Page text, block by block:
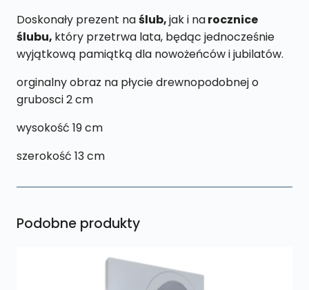
Doskonały prezent naślub,jak i narocznice
ślubu, który przetrwa lata, będąc jednocześnie
wyjątkową pamiątką dla nowożeńców i jubilatów.
orginalny obraz na płycie drewnopodobnej o
grubosci 2 cm
wysokość 19 cm
szerokość 13 cm
Podobne produkty